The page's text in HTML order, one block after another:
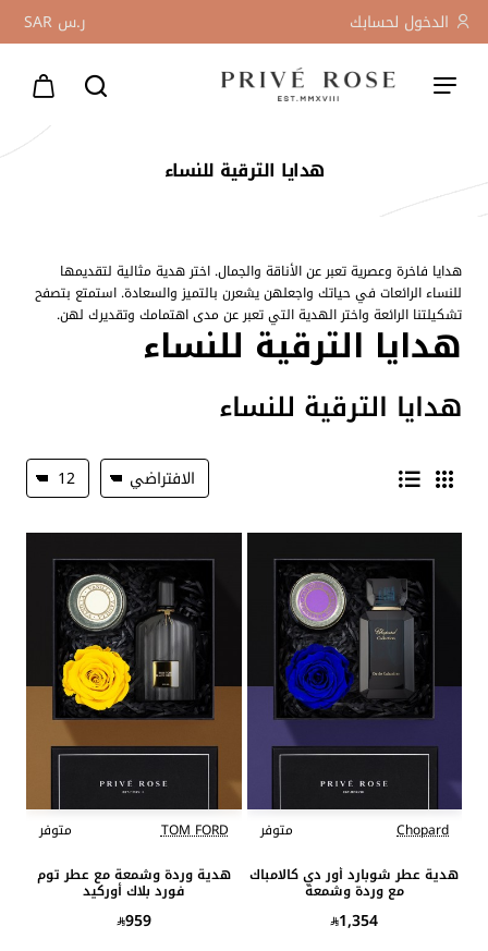
الدخول لحسابك ر.س SAR
هدايا الترقية للنساء
هدايا فاخرة وعصرية تعبر عن الأناقة والجمال. اختر هدية مثالية لتقديمها
للنساء الرائعات في حياتك واجعلهن يشعرن بالتميز والسعادة. استمتع بتصفح
تشكيلتنا الرائعة واختر الهدية التي تعبر عن مدى اهتمامك وتقديرك لهن.
هدايا الترقية للنساء
هدايا الترقية للنساء
Chopard
متوفر
هدية عطر شوبارد أور دي كالامباك
مع وردة وشمعة
1,354
TOM FORD
متوفر
هدية وردة وشمعة مع عطر توم
فورد بلاك أوركيد
959